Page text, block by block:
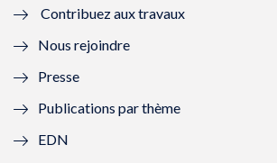
l
l
f
e
e
Contribuez aux travaux
Nous rejoindre
Presse
Publications par thème
EDN